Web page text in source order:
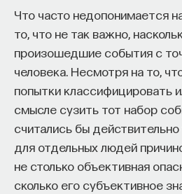
Что часто недопонимается
то, что не так важно,
произошедшие события с
человека. Несмотря на то,
попытки классифицировать
смысле сузить тот набор
считались бы
для отдельных людей
не столько объективная
сколько его субъективное